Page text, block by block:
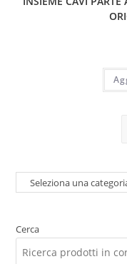
Seleziona
Cerca